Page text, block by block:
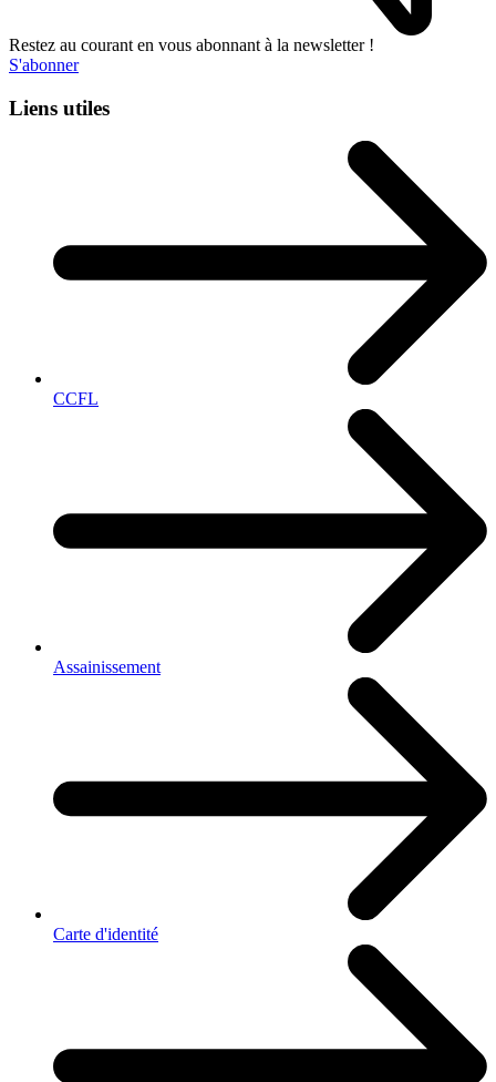
Restez au courant en vous abonnant à la newsletter !
S'abonner
Liens utiles
CCFL
Assainissement
Carte d'identité